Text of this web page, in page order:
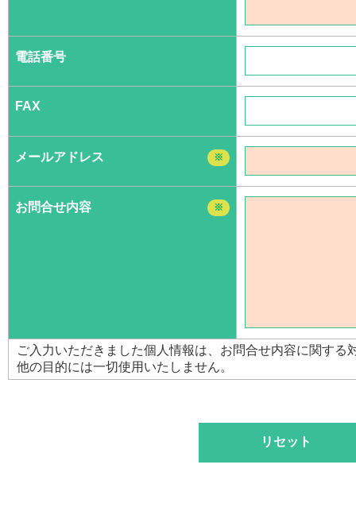
電話番号
FAX
メールアドレス ※
お問合せ内容 ※
ご入力いただきました個人情報は、お問合せ内容に関す
他の目的には一切使用いたしません。